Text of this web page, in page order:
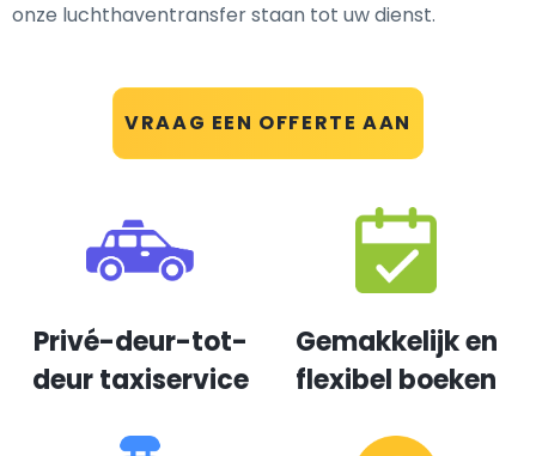
VRAAG EEN OFFERTE AAN
onze luchthaventransfer staan tot uw dienst.
Privé-deur-tot-
deur taxiservice
Gemakkelijk en
flexibel boeken